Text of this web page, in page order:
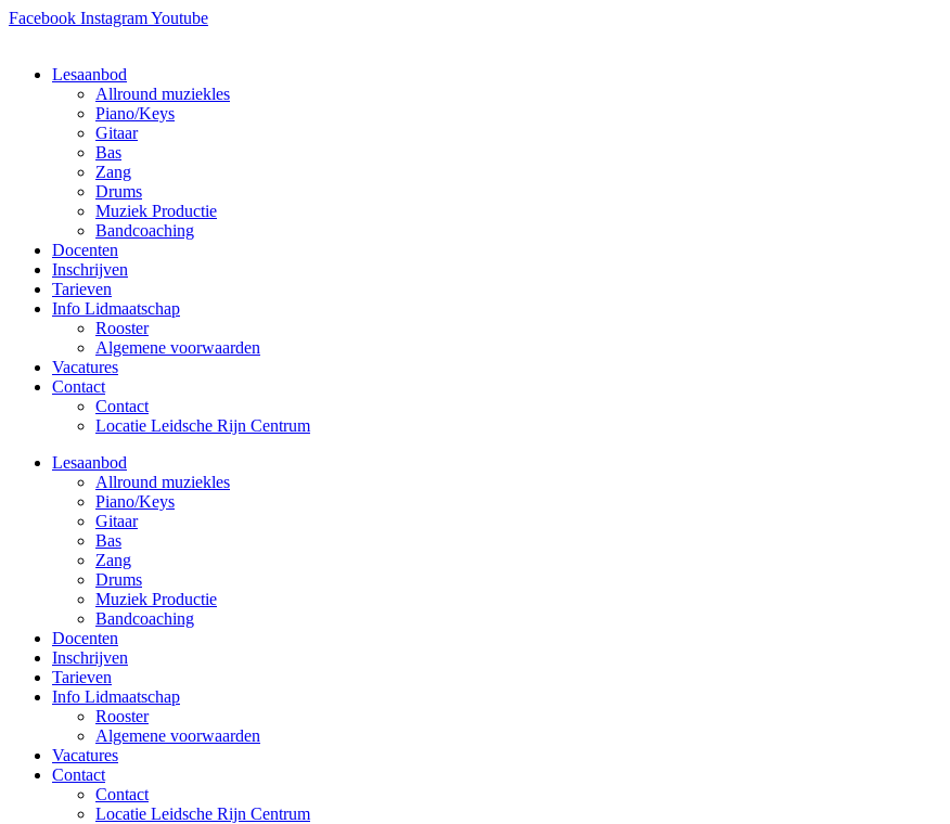
Facebook InstagramYoutube
Lesaanbod
Allround muziekles
Piano/Keys
Gitaar
Bas
Zang
Drums
Muziek Productie
Bandcoaching
Docenten
Inschrijven
Tarieven
Info Lidmaatschap
Rooster
Algemene voorwaarden
Vacatures
Contact
Contact
Locatie Leidsche Rijn Centrum
Lesaanbod
Allround muziekles
Piano/Keys
Gitaar
Bas
Zang
Drums
Muziek Productie
Bandcoaching
Docenten
Inschrijven
Tarieven
Info Lidmaatschap
Rooster
Algemene voorwaarden
Vacatures
Contact
Contact
Locatie Leidsche Rijn Centrum